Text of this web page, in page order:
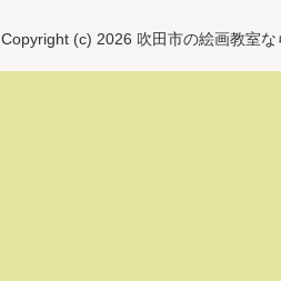
Copyright (c) 2026 吹田市の絵画教室